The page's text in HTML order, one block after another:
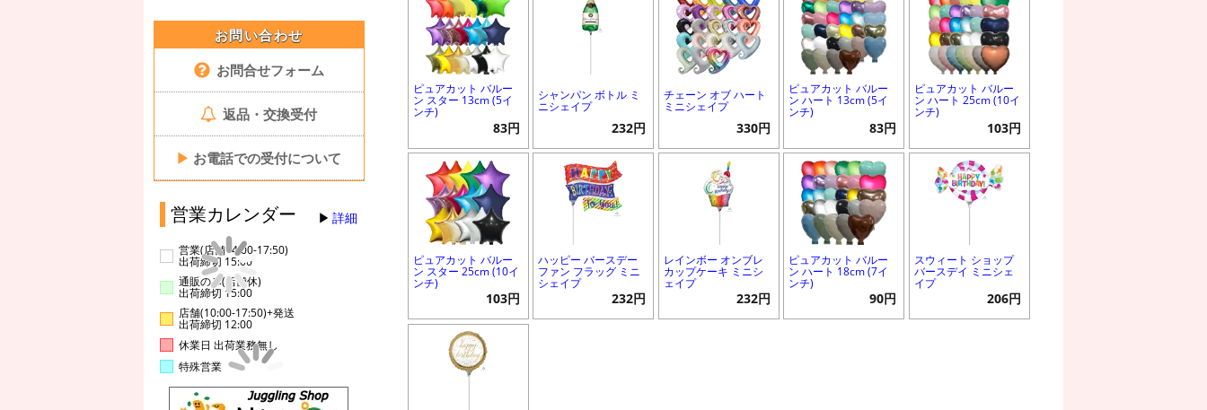
お問い合わせ
お問合せフォーム
返品・交換受付
▶ お電話での受付について
営業カレンダー 詳細
営業(店舗14:00-17:50)
出荷締切 15:00
通販のみ(店舗休)
出荷締切 15:00
店舗(10:00-17:50)+発送
出荷締切 12:00
休業日 出荷業務無し
特殊営業
ピュアカット バルー
ン スター 13cm (5イ
ンチ)
83円
シャンパン ボトル ミ
ニシェイプ
232円
チェーン オブ ハート
ミニシェイプ
330円
ピュアカット バルー
ン ハート 13cm (5イ
ンチ)
83円
ピュアカット バルー
ン ハート 25cm (10イ
ンチ)
103円
ピュアカット バルー
ン スター 25cm (10イ
ンチ)
103円
ハッピー バースデー
ファン フラッグ ミニ
シェイプ
232円
レインボー オンブレ
カップケーキ ミニシ
ェイプ
232円
ピュアカット バルー
ン ハート 18cm (7イ
ンチ)
90円
スウィート ショップ
バースデイ ミニシェ
イプ
206円